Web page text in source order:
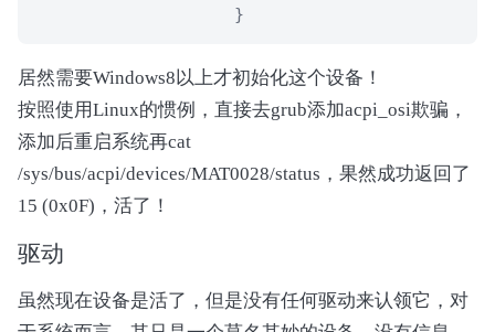
Method (_INI, 0, NotSerialized)
            }
            Method (SQTY, 0, NotSerialized)
            {
                If ((DRVS == Zero))
                {
                    DRVS = One
                    WNSW = One
                    HRES ()
                }
                    }
居然需要Windows8以上才初始化这个设备！
按照使用Linux的惯例，直接去grub添加acpi_osi欺骗，
添加后重启系统再cat
/sys/bus/acpi/devices/MAT0028/status，果然成功返回了
15 (0x0F)，活了！
驱动
虽然现在设备是活了，但是没有任何驱动来认领它，对